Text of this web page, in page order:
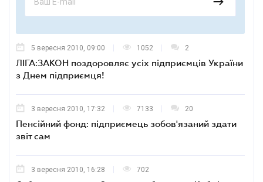
5 вересня 2010, 09:00 1052 2
ЛІГА:ЗАКОН поздоровляє усіх підприємців України
з Днем підприємця!
3 вересня 2010, 17:32 7133 20
Пенсійний фонд: підприємець зобов'язаний здати
звіт сам
3 вересня 2010, 16:28 702